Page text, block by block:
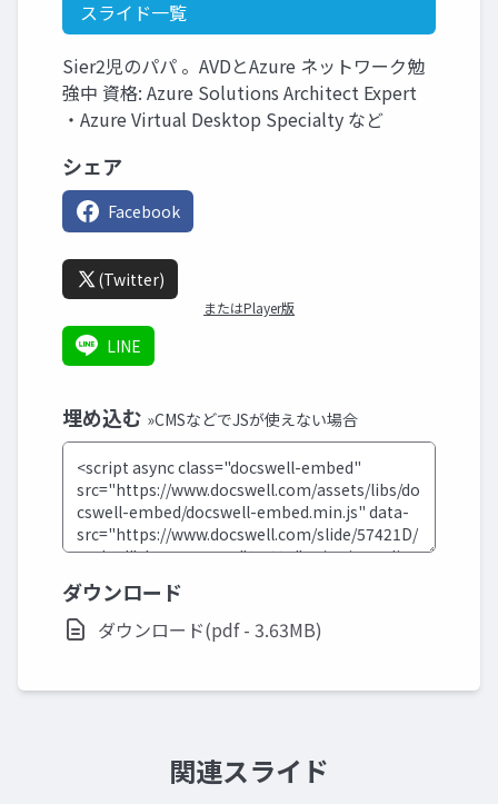
スライド一覧
Sier2児のパパ 。AVDとAzure ネットワーク勉
強中 資格: Azure Solutions Architect Expert
・Azure Virtual Desktop Specialty など
シェア
Facebook
(Twitter)
またはPlayer版
LINE
埋め込む »CMSなどでJSが使えない場合
ダウンロード
ダウンロード(pdf - 3.63MB)
関連スライド